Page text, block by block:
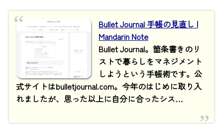
Bullet Journal 手帳の見直し |
Mandarin Note
Bullet Journal。箇条書きのリ
ストで暮らしをマネジメント
しようという手帳術です。公
式サイトはbulletjournal.com。今年のはじめに取り入
れましたが、思った以上に自分に合ったシス…